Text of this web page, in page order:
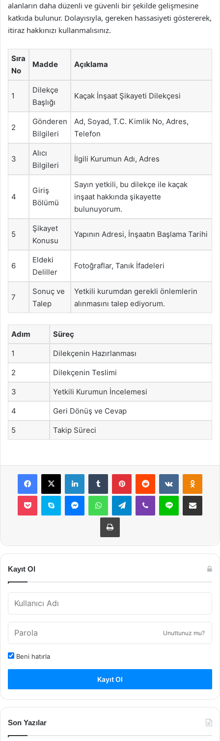
alanların daha düzenli ve güvenli bir şekilde gelişmesine
katkıda bulunur. Dolayısıyla, gereken hassasiyeti göstererek,
itiraz hakkınızı kullanmalısınız.
Sıra
No
Madde Açıklama
1
Dilekçe
Başlığı
Kaçak İnşaat Şikayeti Dilekçesi
2
Gönderen
Bilgileri
Ad, Soyad, T.C. Kimlik No, Adres,
Telefon
3
Alıcı
Bilgileri
İlgili Kurumun Adı, Adres
4
Giriş
Bölümü
Sayın yetkili, bu dilekçe ile kaçak
inşaat hakkında şikayette
bulunuyorum.
5
Şikayet
Konusu
Yapının Adresi, İnşaatın Başlama Tarihi
6
Eldeki
Deliller
Fotoğraflar, Tanık İfadeleri
7
Sonuç ve
Talep
Yetkili kurumdan gerekli önlemlerin
alınmasını talep ediyorum.
Adım Süreç
1 Dilekçenin Hazırlanması
2 Dilekçenin Teslimi
3 Yetkili Kurumun İncelemesi
4 Geri Dönüş ve Cevap
5 Takip Süreci
Facebook
X LinkedInTumblr PinterestReddit VKontakte
Pocket Skype MessengerWhatsAppTelegramViber Line E-Posta ile
Yazdır
Kayıt Ol
Unuttunuz mu?
Beni hatırla
Kayıt Ol
Son Yazılar